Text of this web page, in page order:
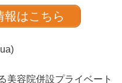
報はこちら
美容院併設プライベート